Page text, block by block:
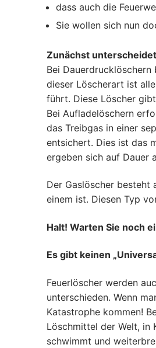
dass auch die
Sie wollen sich nun
Zunächst
Bei
dieser Löscherart ist
führt. Diese Löscher
Bei Aufladelöschern
das Treibgas in einer
entsichert. Dies ist das
ergeben sich auf Dauer
Der Gaslöscher besteht
einem ist. Diesen Typ
Halt! Warten Sie noch
Es gibt keinen
Feuerlöscher werden
unterschieden. Wenn
Katastrophe kommen!
Löschmittel der Welt, in
schwimmt und